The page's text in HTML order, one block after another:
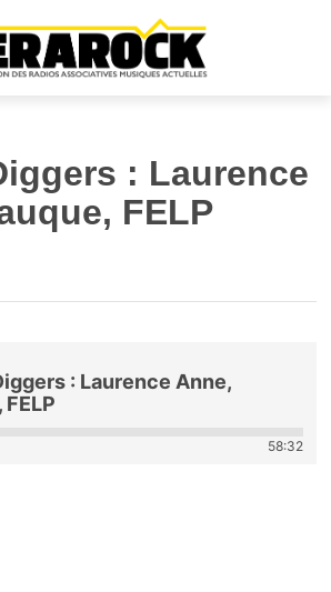
au contenu principal
: Laurence
FELP
: Laurence Anne,
58:32